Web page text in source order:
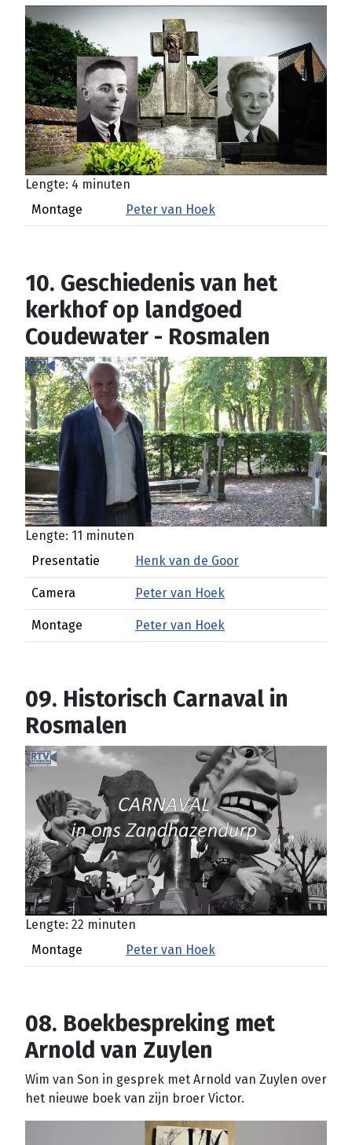
Lengte: 4 minuten
Montage
Peter van Hoek
10. Geschiedenis van het
kerkhof op landgoed
Coudewater - Rosmalen
Lengte: 11 minuten
Presentatie
Henk van de Goor
Camera Peter van Hoek
Montage Peter van Hoek
09. Historisch Carnaval in
Rosmalen
Lengte: 22 minuten
Montage
Peter van Hoek
08. Boekbespreking met
Arnold van Zuylen
Wim van Son in gesprek met Arnold van Zuylen over
het nieuwe boek van zijn broer Victor.